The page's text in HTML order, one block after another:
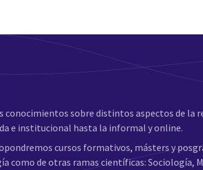
sobre distintos aspectos de la
e institucional hasta la informal y online.
cursos formativos, másters y
como de otras ramas científicas: Sociología,